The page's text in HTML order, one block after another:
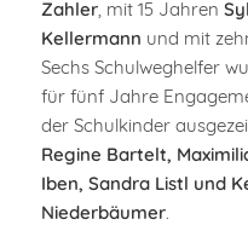
Zahler, mit 15 Jahren
Kellermann und mit
Sechs Schulweghelfer
für fünf Jahre
der Schulkinder
Regine Bartelt,
Iben, Sandra Listl und
Niederbäumer.